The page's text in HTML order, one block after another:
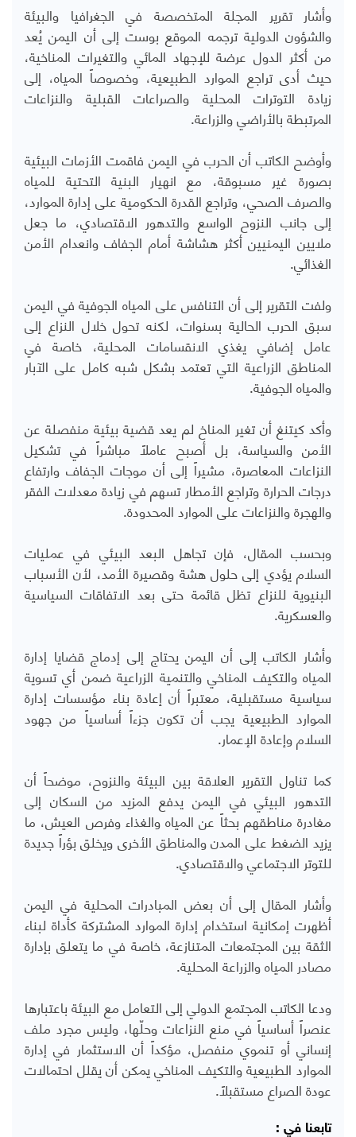
وأشار تقرير المجلة المتخصصة في الجغرافيا والبيئة
والشؤون الدولية ترجمه الموقع بوست إلى أن اليمن يُعد
من أكثر الدول عرضة للإجهاد المائي والتغيرات المناخية،
حيث أدى تراجع الموارد الطبيعية، وخصوصاً المياه، إلى
زيادة التوترات المحلية والصراعات القبلية والنزاعات
المرتبطة بالأراضي والزراعة.
وأوضح الكاتب أن الحرب في اليمن فاقمت الأزمات البيئية
بصورة غير مسبوقة، مع انهيار البنية التحتية للمياه
والصرف الصحي، وتراجع القدرة الحكومية على إدارة الموارد،
إلى جانب النزوح الواسع والتدهور الاقتصادي، ما جعل
ملايين اليمنيين أكثر هشاشة أمام الجفاف وانعدام الأمن
الغذائي.
ولفت التقرير إلى أن التنافس على المياه الجوفية في اليمن
سبق الحرب الحالية بسنوات، لكنه تحول خلال النزاع إلى
عامل إضافي يغذي الانقسامات المحلية، خاصة في
المناطق الزراعية التي تعتمد بشكل شبه كامل على الآبار
والمياه الجوفية.
وأكد كيتنغ أن تغير المناخ لم يعد قضية بيئية منفصلة عن
الأمن والسياسة، بل أصبح عاملاً مباشراً في تشكيل
النزاعات المعاصرة، مشيراً إلى أن موجات الجفاف وارتفاع
درجات الحرارة وتراجع الأمطار تسهم في زيادة معدلات الفقر
والهجرة والنزاعات على الموارد المحدودة.
وبحسب المقال، فإن تجاهل البعد البيئي في عمليات
السلام يؤدي إلى حلول هشة وقصيرة الأمد، لأن الأسباب
البنيوية للنزاع تظل قائمة حتى بعد الاتفاقات السياسية
والعسكرية.
وأشار الكاتب إلى أن اليمن يحتاج إلى إدماج قضايا إدارة
المياه والتكيف المناخي والتنمية الزراعية ضمن أي تسوية
سياسية مستقبلية، معتبراً أن إعادة بناء مؤسسات إدارة
الموارد الطبيعية يجب أن تكون جزءاً أساسياً من جهود
السلام وإعادة الإعمار.
كما تناول التقرير العلاقة بين البيئة والنزوح، موضحاً أن
التدهور البيئي في اليمن يدفع المزيد من السكان إلى
مغادرة مناطقهم بحثاً عن المياه والغذاء وفرص العيش، ما
يزيد الضغط على المدن والمناطق الأخرى ويخلق بؤراً جديدة
للتوتر الاجتماعي والاقتصادي.
وأشار المقال إلى أن بعض المبادرات المحلية في اليمن
أظهرت إمكانية استخدام إدارة الموارد المشتركة كأداة لبناء
الثقة بين المجتمعات المتنازعة، خاصة في ما يتعلق بإدارة
مصادر المياه والزراعة المحلية.
ودعا الكاتب المجتمع الدولي إلى التعامل مع البيئة باعتبارها
عنصراً أساسياً في منع النزاعات وحلّها، وليس مجرد ملف
إنساني أو تنموي منفصل، مؤكداً أن الاستثمار في إدارة
الموارد الطبيعية والتكيف المناخي يمكن أن يقلل احتمالات
عودة الصراع مستقبلاً.
تابعنا في :